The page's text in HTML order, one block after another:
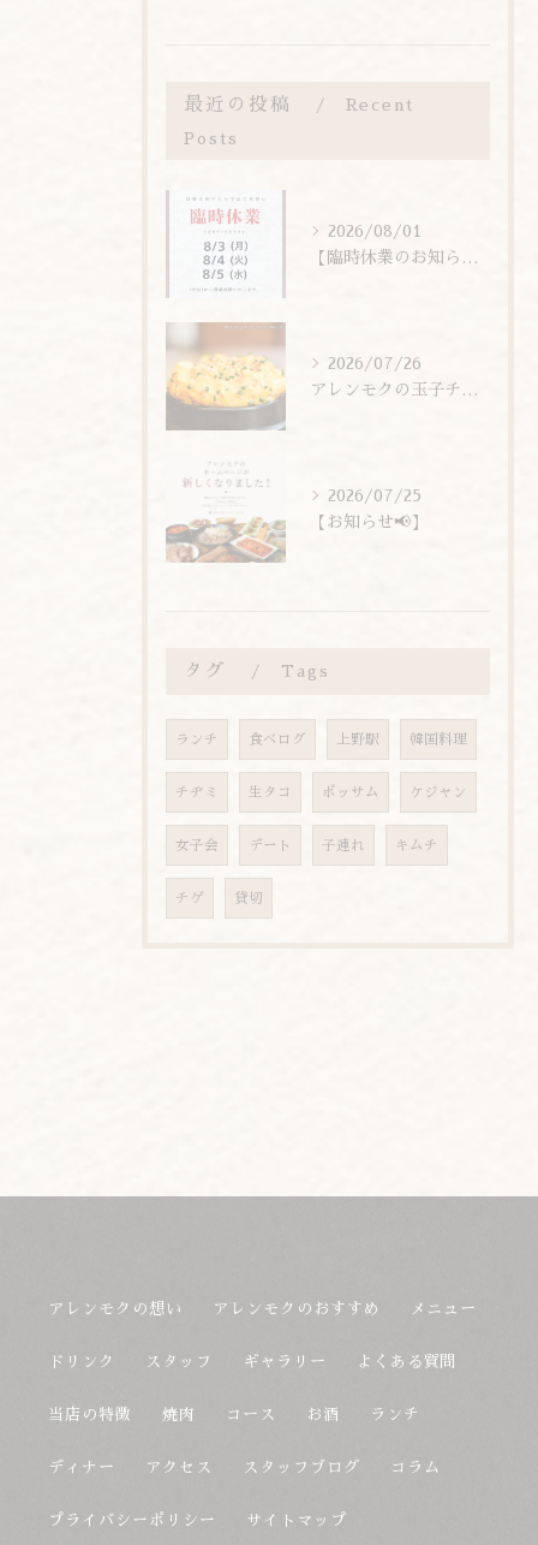
最近の投稿 Recent
Posts
2026/08/01
2026/07/26
2026/07/25
【お知らせ📢】
タグ Tags
ランチ 食べログ 上野駅 韓国料理
チヂミ 生タコ ポッサム ケジャン
女子会 デート 子連れ キムチ
チゲ 貸切
アレンモクの想い アレンモクのおすすめ メニュー
ドリンク スタッフ ギャラリー よくある質問
当店の特徴 焼肉 コース お酒 ランチ
ディナー アクセス スタッフブログ コラム
プライバシーポリシー サイトマップ